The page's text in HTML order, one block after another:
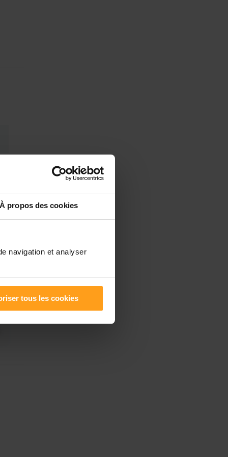
À propos des cookies
navigation et analyser
tous les cookies